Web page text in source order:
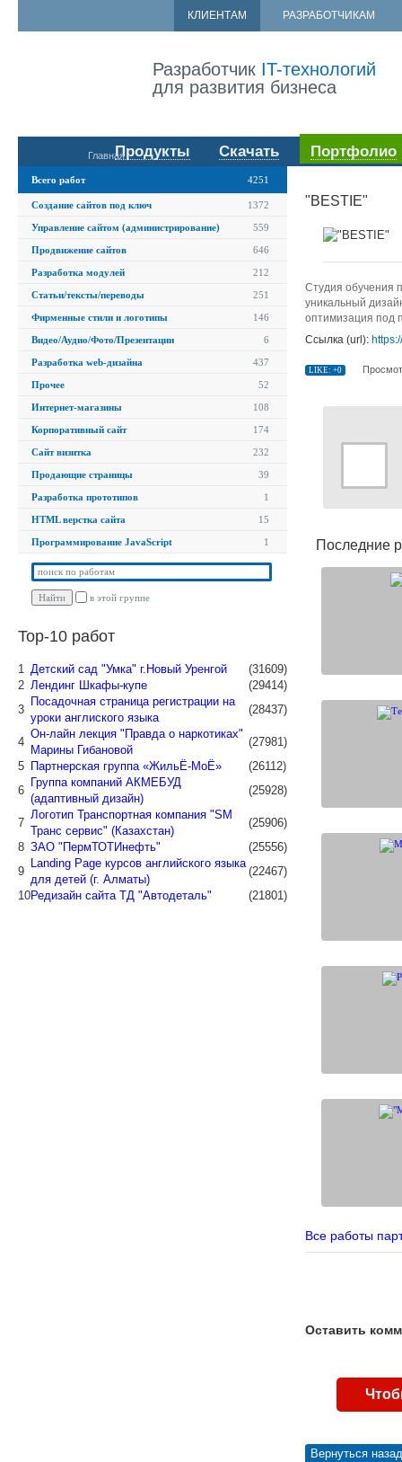
КЛИЕНТАМ РАЗРАБОТЧИКАМ
Разработчик IT-технологий
для развития бизнеса
ГлавнаяПродукты Скачать Портфолио
Всего работ 4251
Создание сайтов под ключ 1372
Управление сайтом (администрирование) 559
Продвижение сайтов 646
Разработка модулей 212
Статьи/тексты/переводы 251
Фирменные стили и логотипы 146
Видео/Аудио/Фото/Презентации 6
Разработка web-дизайна 437
Прочее 52
Интернет-магазины 108
Корпоративный сайт 174
Сайт визитка 232
Продающие страницы 39
Разработка прототипов 1
HTML верстка сайта 15
Программирование JavaScript 1
в этой группе
Top-10 работ
1 Детский сад "Умка" г.Новый Уренгой
(31609)
2 Лендинг Шкафы-купе
(29414)
3
Посадочная страница регистрации на
уроки англиского языка
(28437)
4
Он-лайн лекция "Правда о наркотиках"
Марины Гибановой
(27981)
5 Партнерская группа «ЖильЁ-МоЁ»
(26112)
6
Группа компаний АКМЕБУД
(адаптивный дизайн)
(25928)
7
Логотип Транспортная компания "SM
Транс сервис" (Казахстан)
(25906)
8 ЗАО "ПермТОТИнефть"
(25556)
9
Landing Page курсов английского языка
для детей (г. Алматы)
(22467)
10Редизайн сайта ТД "Автодеталь" (21801)
"BESTIE"
Студия обучения
уникальный
оптимизация под
Ссылка (url):
LIKE: +0
Последние
Все работы
Оставить
Вернуться назад